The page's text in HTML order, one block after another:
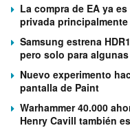
La compra de EA ya
privada
Samsung estrena
pero solo para algunas
Nuevo experimento
pantalla de Paint
Warhammer 40.000
Henry Cavill también